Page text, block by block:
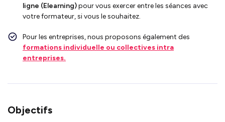
ligne (Elearning)pour vous exercer entre les séances avec
votre formateur, si vous le souhaitez.
Pour les entreprises, nous proposons également des
formations individuelle ou collectives intra
entreprises.
Objectifs